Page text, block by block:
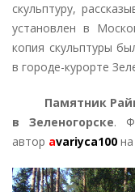
скульптуру,
установлен в
копия скульптуры
в городе-курорте
Памятник
в Зеленогорске.
автор avariyca100